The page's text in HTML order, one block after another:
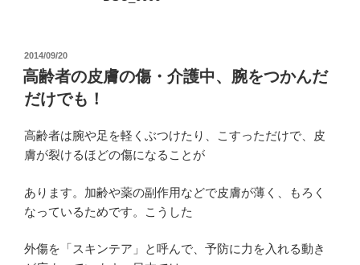
投
稿
日:
2014/09/20
高齢者の皮膚の傷・介護中、腕をつかんだ
だけでも！
高齢者は腕や足を軽くぶつけたり、こすっただけで、皮
膚が裂けるほどの傷になることが
あります。加齢や薬の副作用などで皮膚が薄く、もろく
なっているためです。こうした
外傷を「スキンテア」と呼んで、予防に力を入れる動き